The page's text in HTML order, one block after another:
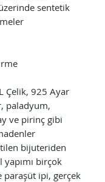
sentetik
Çelik, 925 Ayar
paladyum,
ve pirinç gibi
bijuteriden
yapımı birçok
paraşüt ipi, gerçek